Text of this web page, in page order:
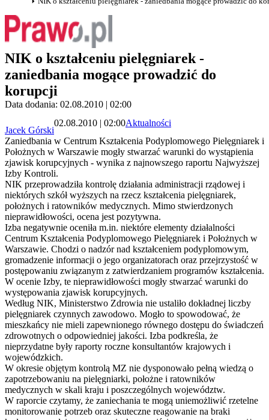
NIK o kształceniu pielęgniarek -
zaniedbania mogące prowadzić do
korupcji
Data dodania: 02.08.2010 | 02:00
Jacek Górski
02.08.2010 | 02:00Aktualności
Zaniedbania w Centrum Kształcenia Podyplomowego Pielęgniarek i
Położnych w Warszawie mogły stwarzać warunki do wystąpienia
zjawisk korupcyjnych - wynika z najnowszego raportu Najwyższej
Izby Kontroli.
NIK przeprowadziła kontrolę działania administracji rządowej i
niektórych szkół wyższych na rzecz kształcenia pielęgniarek,
położnych i ratowników medycznych. Mimo stwierdzonych
nieprawidłowości, ocena jest pozytywna.
Izba negatywnie oceniła m.in. niektóre elementy działalności
Centrum Kształcenia Podyplomowego Pielęgniarek i Położnych w
Warszawie. Chodzi o nadzór nad kształceniem podyplomowym,
gromadzenie informacji o jego organizatorach oraz przejrzystość w
postępowaniu związanym z zatwierdzaniem programów kształcenia.
W ocenie Izby, te nieprawidłowości mogły stwarzać warunki do
występowania zjawisk korupcyjnych.
Według NIK, Ministerstwo Zdrowia nie ustaliło dokładnej liczby
pielęgniarek czynnych zawodowo. Mogło to spowodować, że
mieszkańcy nie mieli zapewnionego równego dostępu do świadczeń
zdrowotnych o odpowiedniej jakości. Izba podkreśla, że
nieprzydatne były raporty roczne konsultantów krajowych i
wojewódzkich.
W okresie objętym kontrolą MZ nie dysponowało pełną wiedzą o
zapotrzebowaniu na pielęgniarki, położne i ratowników
medycznych w skali kraju i poszczególnych województw.
W raporcie czytamy, że zaniechania te mogą uniemożliwić rzetelne
monitorowanie potrzeb oraz skuteczne reagowanie na braki